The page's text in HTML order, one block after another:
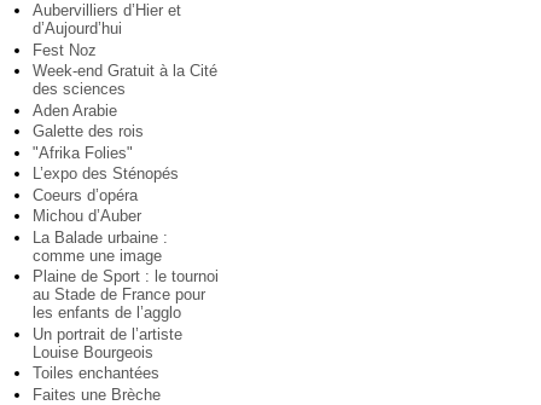
Aubervilliers d’Hier et
d’Aujourd’hui
Fest Noz
Week-end Gratuit à la Cité
des sciences
Aden Arabie
Galette des rois
"Afrika Folies"
L’expo des Sténopés
Coeurs d’opéra
Michou d’Auber
La Balade urbaine :
comme une image
Plaine de Sport : le tournoi
au Stade de France pour
les enfants de l’agglo
Un portrait de l’artiste
Louise Bourgeois
Toiles enchantées
Faites une Brèche